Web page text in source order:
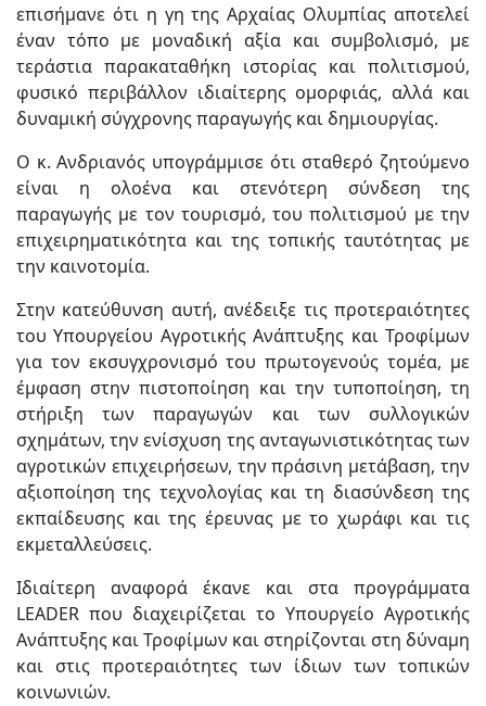
επισήμανε ότι η γη της Αρχαίας Ολυμπίας αποτελεί
έναν τόπο με μοναδική αξία και συμβολισμό, με
τεράστια παρακαταθήκη ιστορίας και πολιτισμού,
φυσικό περιβάλλον ιδιαίτερης ομορφιάς, αλλά και
δυναμική σύγχρονης παραγωγής και δημιουργίας.
Ο κ. Ανδριανός υπογράμμισε ότι σταθερό ζητούμενο
είναι η ολοένα και στενότερη σύνδεση της
παραγωγής με τον τουρισμό, του πολιτισμού με την
επιχειρηματικότητα και της τοπικής ταυτότητας με
την καινοτομία.
Στην κατεύθυνση αυτή, ανέδειξε τις προτεραιότητες
του Υπουργείου Αγροτικής Ανάπτυξης και Τροφίμων
για τον εκσυγχρονισμό του πρωτογενούς τομέα, με
έμφαση στην πιστοποίηση και την τυποποίηση, τη
στήριξη των παραγωγών και των συλλογικών
σχημάτων, την ενίσχυση της ανταγωνιστικότητας των
αγροτικών επιχειρήσεων, την πράσινη μετάβαση, την
αξιοποίηση της τεχνολογίας και τη διασύνδεση της
εκπαίδευσης και της έρευνας με το χωράφι και τις
εκμεταλλεύσεις.
Ιδιαίτερη αναφορά έκανε και στα προγράμματα
LEADER που διαχειρίζεται το Υπουργείο Αγροτικής
Ανάπτυξης και Τροφίμων και στηρίζονται στη δύναμη
και στις προτεραιότητες των ίδιων των τοπικών
κοινωνιών.